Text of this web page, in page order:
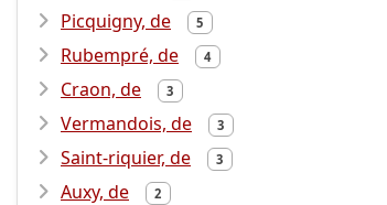
Picquigny, de 5
Rubempré, de 4
Craon, de 3
Vermandois, de 3
Saint-riquier, de 3
Auxy, de 2